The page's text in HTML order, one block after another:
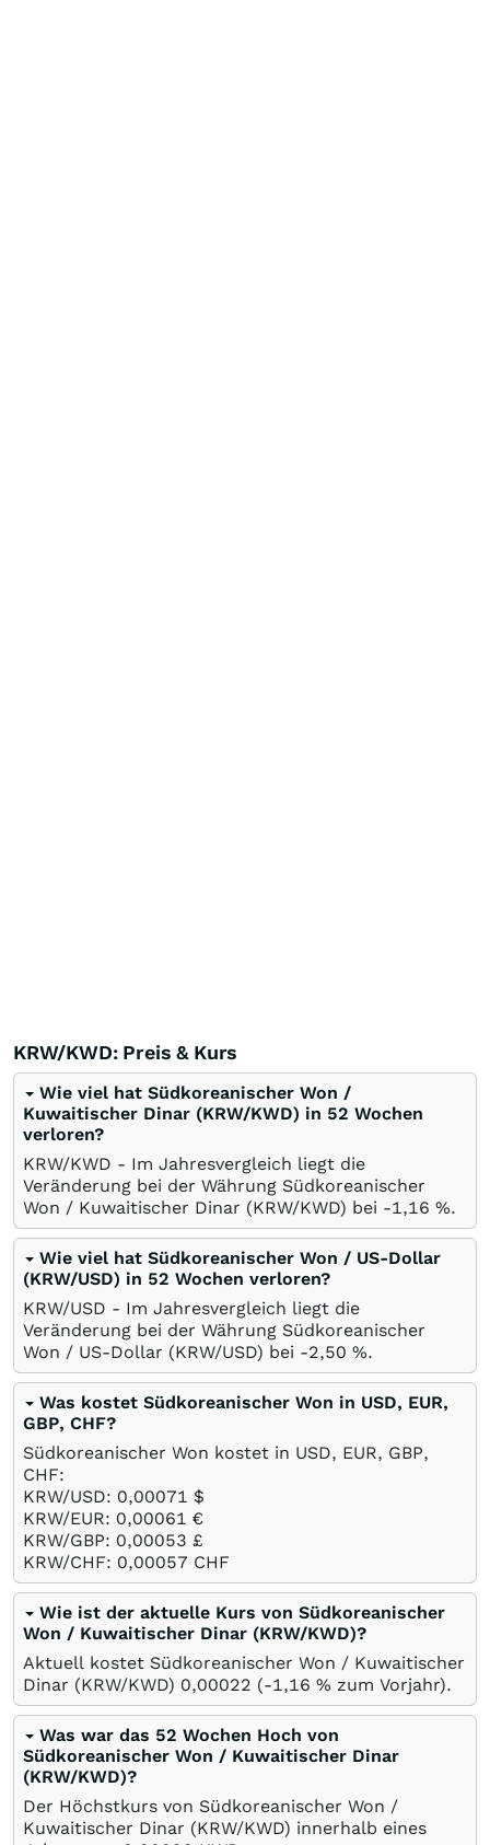
KRW/KWD: Preis & Kurs
Wie viel hat Südkoreanischer Won /
Kuwaitischer Dinar (KRW/KWD) in 52 Wochen
verloren?
KRW/KWD - Im Jahresvergleich liegt die
Veränderung bei der Währung Südkoreanischer
Won / Kuwaitischer Dinar (KRW/KWD) bei -1,16 %.
Wie viel hat Südkoreanischer Won / US-Dollar
(KRW/USD) in 52 Wochen verloren?
KRW/USD - Im Jahresvergleich liegt die
Veränderung bei der Währung Südkoreanischer
Won / US-Dollar (KRW/USD) bei -2,50 %.
Was kostet Südkoreanischer Won in USD, EUR,
GBP, CHF?
Südkoreanischer Won kostet in USD, EUR, GBP,
CHF:
KRW/USD: 0,00071 $
KRW/EUR: 0,00061 €
KRW/GBP: 0,00053 £
KRW/CHF: 0,00057 CHF
Wie ist der aktuelle Kurs von Südkoreanischer
Won / Kuwaitischer Dinar (KRW/KWD)?
Aktuell kostet Südkoreanischer Won / Kuwaitischer
Dinar (KRW/KWD) 0,00022 (-1,16 % zum Vorjahr).
Was war das 52 Wochen Hoch von
Südkoreanischer Won / Kuwaitischer Dinar
(KRW/KWD)?
Der Höchstkurs von Südkoreanischer Won /
Kuwaitischer Dinar (KRW/KWD) innerhalb eines